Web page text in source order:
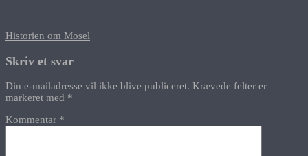
Indlægsnavigation
Historien om Mosel
Skriv et svar
Din e-mailadresse vil ikke blive publiceret. Krævede felter er
markeret med *
Kommentar *